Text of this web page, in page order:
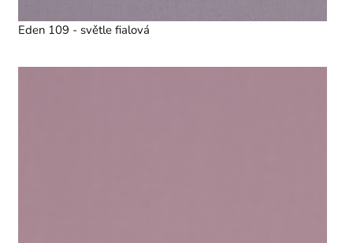
Eden 109 - světle fialová